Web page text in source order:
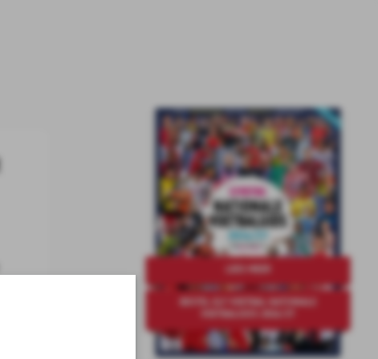
BESTEL ELF VOETBAL NATIONALE